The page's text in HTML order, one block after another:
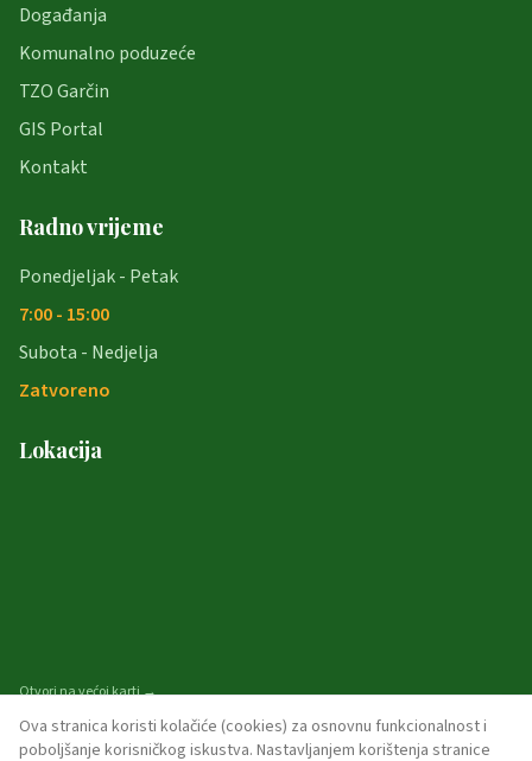
Događanja
Komunalno poduzeće
TZO Garčin
GIS Portal
Kontakt
Radno vrijeme
Ponedjeljak - Petak
7:00 - 15:00
Subota - Nedjelja
Zatvoreno
Lokacija
Otvori na većoj karti →
Ova stranica koristi kolačiće (cookies) za osnovnu funkcionalnost i
poboljšanje korisničkog iskustva. Nastavljanjem korištenja stranice